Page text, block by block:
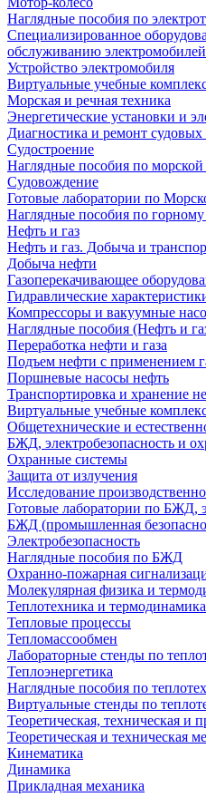
Наглядные пособия по
Специализированное
обслуживанию электромобилей
Устройство электромобиля
Виртуальные учебные
Морская и речная техника
Энергетические установки и
Диагностика и ремонт судовых
Судостроение
Наглядные пособия по
Судовождение
Готовые лаборатории по
Наглядные пособия по горному
Нефть и газ
Нефть и газ. Добыча и
Добыча нефти
Газоперекачивающее
Гидравлические
Компрессоры и вакуумные
Наглядные пособия (Нефть и
Переработка нефти и газа
Подъем нефти с применением
Поршневые насосы нефть
Транспортировка и хранение
Виртуальные учебные
Общетехнические и
БЖД, электробезопасность и
Охранные системы
Защита от излучения
Исследование
Готовые лаборатории по БЖД,
БЖД (промышленная
Электробезопасность
Наглядные пособия по БЖД
Охранно-пожарная
Молекулярная физика и
Теплотехника и термодинамика
Тепловые процессы
Тепломассообмен
Лабораторные стенды по
Теплоэнергетика
Наглядные пособия по
Виртуальные стенды по
Теоретическая, техническая и
Теоретическая и техническая
Кинематика
Динамика
Прикладная механика